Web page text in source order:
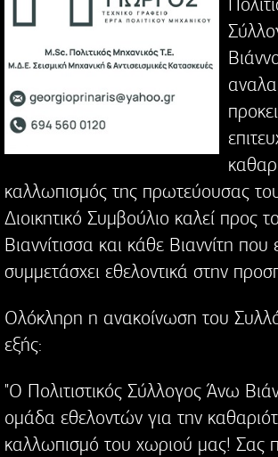
καλλωπισμός της πρωτεύουσας
Διοικητικό Συμβούλιο καλεί προς
Βιαννίτισσα και κάθε Βιαννίτη που
συμμετάσχει εθελοντικά στην
Ολόκληρη η ανακοίνωση του
εξής:
"Ο Πολιτιστικός Σύλλογος Άνω
ομάδα εθελοντών για την
καλλωπισμό του χωριού μας! Σας